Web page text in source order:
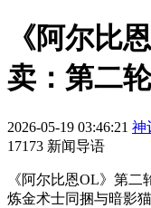
《阿尔比
卖：第二
2026-05-19 03:46:21 神
17173 新闻导语
《阿尔比恩OL》第
炼金术士同捆与暗影